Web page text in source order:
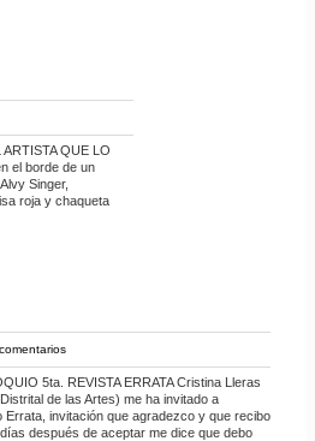
QUE LO
el borde de un
Singer,
roja y chaqueta
5ta. REVISTA ERRATA Cristina Lleras
de las Artes) me ha invitado a
invitación que agradezco y que recibo
después de aceptar me dice que debo